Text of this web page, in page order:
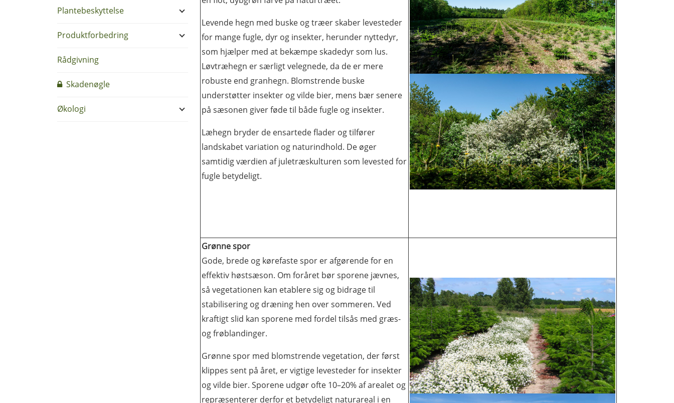
Plantebeskyttelse
Produktforbedring
Rådgivning
Skadenøgle
Økologi
Levende hegn med buske og træer skaber levesteder
for mange fugle, dyr og insekter, herunder nyttedyr,
som hjælper med at bekæmpe skadedyr som lus.
Løvtræhegn er særligt velegnede, da de er mere
robuste end granhegn. Blomstrende buske
understøtter insekter og vilde bier, mens bær senere
på sæsonen giver føde til både fugle og insekter.
Læhegn bryder de ensartede flader og tilfører
landskabet variation og naturindhold. De øger
samtidig værdien af juletræskulturen som levested for
fugle betydeligt.
Grønne spor
Gode, brede og kørefaste spor er afgørende for en
effektiv høstsæson. Om foråret bør sporene jævnes,
så vegetationen kan etablere sig og bidrage til
stabilisering og dræning hen over sommeren. Ved
kraftigt slid kan sporene med fordel tilsås med græs-
og frøblandinger.
Grønne spor med blomstrende vegetation, der først
klippes sent på året, er vigtige levesteder for insekter
og vilde bier. Sporene udgør ofte 10–20% af arealet og
repræsenterer derfor et betydeligt naturareal i en